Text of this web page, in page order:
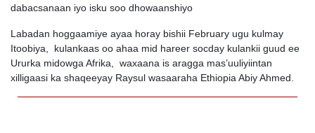
dabacsanaan iyo isku soo dhowaanshiyo
Labadan hoggaamiye ayaa horay bishii February ugu kulmay
Itoobiya, kulankaas oo ahaa mid hareer socday kulankii guud ee
Ururka midowga Afrika, waxaana is aragga mas’uuliyiintan
xilligaasi ka shaqeeyay Raysul wasaaraha Ethiopia Abiy Ahmed.